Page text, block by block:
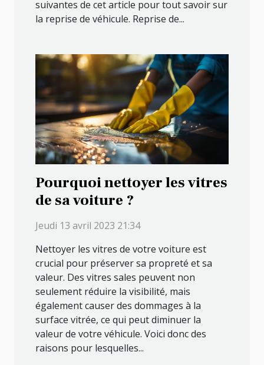
suivantes de cet article pour tout savoir sur
la reprise de véhicule. Reprise de...
Pourquoi nettoyer les vitres
de sa voiture ?
Jeudi 13 avril 2023 21:34
Nettoyer les vitres de votre voiture est
crucial pour préserver sa propreté et sa
valeur. Des vitres sales peuvent non
seulement réduire la visibilité, mais
également causer des dommages à la
surface vitrée, ce qui peut diminuer la
valeur de votre véhicule. Voici donc des
raisons pour lesquelles...